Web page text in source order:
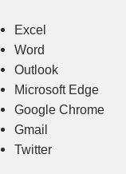
Excel
Word
Outlook
Microsoft Edge
Google Chrome
Gmail
Twitter